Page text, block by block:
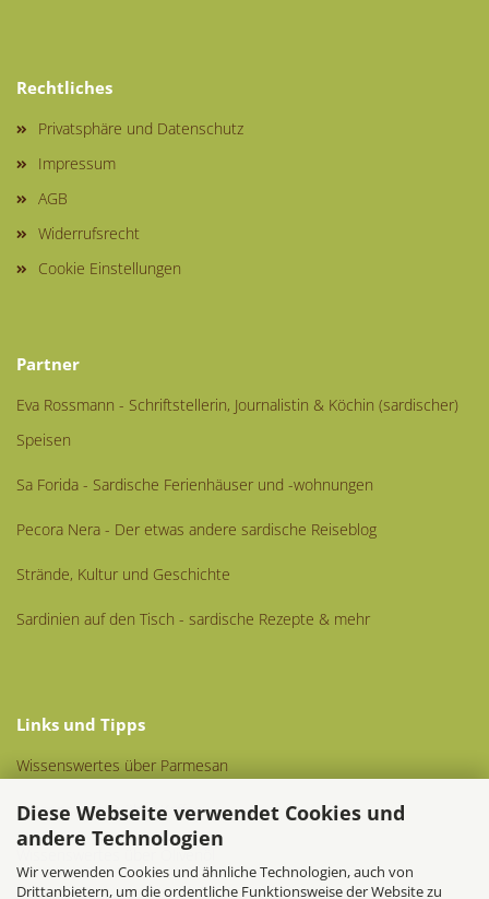
Diese Webseite verwendet Cookies und
andere Technologien
Wir verwenden Cookies und ähnliche Technologien, auch von
Drittanbietern, um die ordentliche Funktionsweise der Website zu
Rechtliches
Privatsphäre und Datenschutz
Impressum
AGB
Widerrufsrecht
Cookie Einstellungen
Partner
Eva Rossmann - Schriftstellerin, Journalistin & Köchin (sardischer)
Speisen
Sa Forida - Sardische Ferienhäuser und -wohnungen
Pecora Nera - Der etwas andere sardische Reiseblog
Strände, Kultur und Geschichte
Sardinien auf den Tisch - sardische Rezepte & mehr
Links und Tipps
Wissenswertes über Parmesan
Wissenswertes über Kaffee
Wissenswertes über Olivenöl